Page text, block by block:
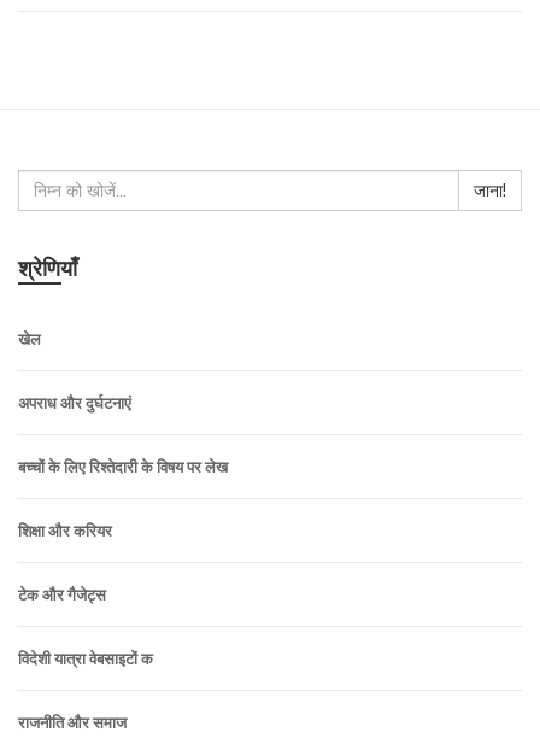
जाना!
श्रेणियाँ
खेल
अपराध और दुर्घटनाएं
बच्चों के लिए रिश्तेदारी के विषय पर लेख
शिक्षा और करियर
टेक और गैजेट्स
विदेशी यात्रा वेबसाइटों क
राजनीति और समाज